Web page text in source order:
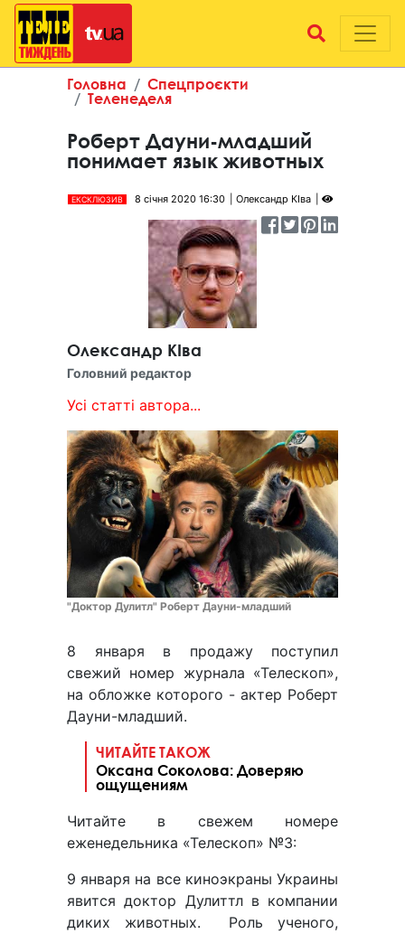
Головна
Спецпроєкти
Теленеделя
Роберт Дауни-младший
понимает язык животных
ЕКСКЛЮЗИВ 8 січня 2020 16:30 Олександр КІва
Олександр КІва
Головний редактор
Усі статті автора...
"Доктор Дулитл" Роберт Дауни-младший
8 января в продажу поступил
свежий номер журнала «Телескоп»,
на обложке которого - актер Роберт
Дауни-младший.
ЧИТАЙТЕ ТАКОЖ
Оксана Соколова: Доверяю
ощущениям
Читайте в свежем номере
еженедельника «Телескоп» №3:
9 января на все киноэкраны Украины
явится доктор Дулиттл в компании
диких животных. Роль ученого,